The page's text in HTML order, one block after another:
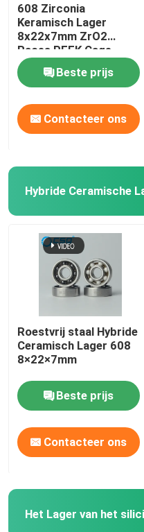
608 Zirconia
Keramisch Lager
8x22x7mm ZrO2
Races PEEK Cage
ABEC3
Beste prijs
Contacteer ons
Hybride Ceramische
Roestvrij staal Hybride
Ceramisch Lager 608
8×22×7mm
Beste prijs
Contacteer ons
Het Lager van het